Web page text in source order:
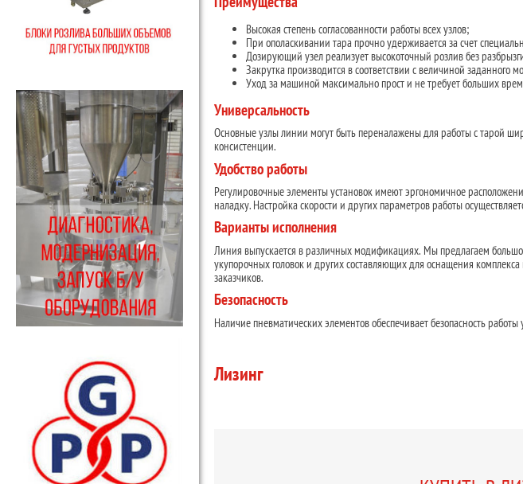
Высокая степень согласованности работы всех узлов;
При ополаскивании тара прочно удерживается за счет
Дозирующий узел реализует высокоточный розлив без
Закрутка производится в соответствии с величиной заданного
Уход за машиной максимально прост и не требует больших
Универсальность
Основные узлы линии могут быть переналажены для работы с тарой
консистенции.
Удобство работы
Регулировочные элементы установок имеют эргономичное
наладку. Настройка скорости и других параметров работы
Варианты исполнения
Линия выпускается в различных модификациях. Мы предлагаем
укупорочных головок и других составляющих для оснащения
заказчиков.
Безопасность
Наличие пневматических элементов обеспечивает безопасность работы
Лизинг